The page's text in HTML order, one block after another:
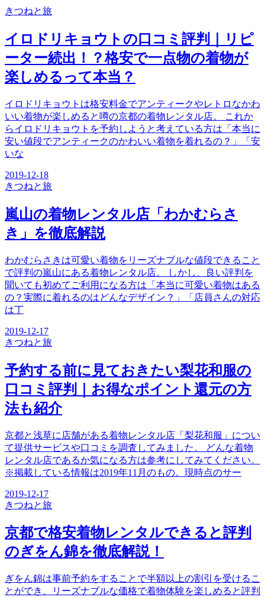
きつねと旅
イロドリキョウトの口コミ評判｜リピ
ーター続出！？格安で一点物の着物が
楽しめるって本当？
イロドリキョウトは格安料金でアンティークやレトロなかわ
いい着物が楽しめると噂の京都の着物レンタル店。 これか
らイロドリキョウトを予約しようと考えている方は「本当に
安い値段でアンティークのかわいい着物を着れるの？」「安
いな
2019-12-18
きつねと旅
嵐山の着物レンタル店「わかむらさ
き」を徹底解説
わかむらさきは可愛い着物をリーズナブルな値段できること
で評判の嵐山にある着物レンタル店。 しかし、良い評判を
聞いても初めてご利用になる方は「本当に可愛い着物はある
の？実際に着れるのはどんなデザイン？」「店員さんの対応
は丁
2019-12-17
きつねと旅
予約する前に見ておきたい梨花和服の
口コミ評判｜お得なポイント還元の方
法も紹介
京都と浅草に店舗がある着物レンタル店「梨花和服」につい
て提供サービスや口コミを調査してみました。 どんな着物
レンタル店であるか気になる方は参考にしてみてください。
※掲載している情報は2019年11月のもの。現時点のサー
2019-12-17
きつねと旅
京都で格安着物レンタルできると評判
のぎをん錦を徹底解説！
ぎをん錦は事前予約をすることで半額以上の割引を受けるこ
とができ、リーズナブルな価格で着物体験を楽しめると評判